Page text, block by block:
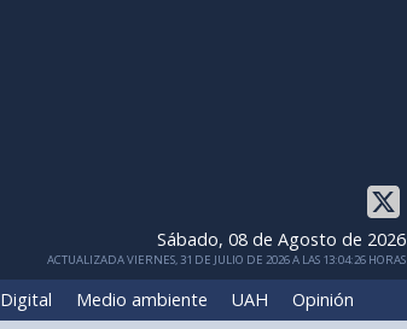
Sábado, 08 de Agosto de 2026
ACTUALIZADA VIERNES, 31 DE JULIO DE 2026 A LAS 13:04:26 HORAS
Digital Medio ambiente UAH Opinión